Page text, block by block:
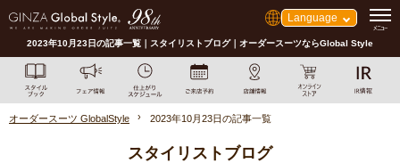
Language
2023年10月23日の記事一覧｜スタイリストブログ｜オーダースーツならGlobal Style
オーダースーツ GlobalStyle 2023年10月23日の記事一覧
スタイリストブログ